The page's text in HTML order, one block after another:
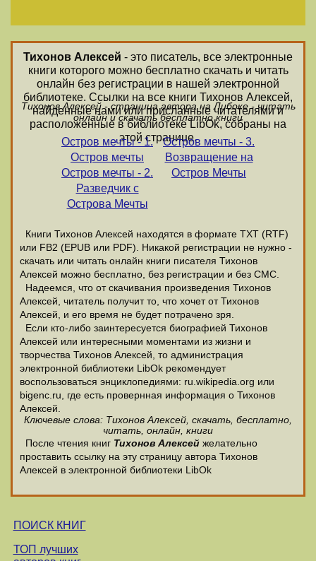
Тихонов Алексей - это писатель, все электронные
книги которого можно бесплатно скачать и читать
онлайн без регистрации в нашей электронной
библиотеке. Ссылки на все книги Тихонов Алексей,
найденные нами или присланные читателями и
расположенные в библиотеке LibOk, собраны на
этой странице.
Тихонов Алексей - страница автора на Либоке - читать
онлайн и скачать бесплатно книги
Остров мечты - 1.
Остров мечты
Остров мечты - 2.
Разведчик с
Острова Мечты
Остров мечты - 3.
Возвращение на
Остров Мечты
Книги Тихонов Алексей находятся в формате ТХТ (RTF)
или FB2 (EPUB или PDF). Никакой регистрации не нужно -
скачать или читать онлайн книги писателя Тихонов
Алексей можно бесплатно, без регистрации и без СМС.
Надеемся, что от скачивания произведения Тихонов
Алексей, читатель получит то, что хочет от Тихонов
Алексей, и его время не будет потрачено зря.
Если кто-либо заинтересуется биографией Тихонов
Алексей или интересными моментами из жизни и
творчества Тихонов Алексей, то администрация
электронной библиотеки LibOk рекомендует
воспользоваться энциклопедиями: ru.wikipedia.org или
bigenc.ru, где есть провернная информация о Тихонов
Алексей.
Ключевые слова: Тихонов Алексей, скачать, бесплатно,
читать, онлайн, книги
После чтения книг Тихонов Алексей желательно
проставить ссылку на эту страницу автора Тихонов
Алексей в электронной библиотеки LibOk
ПОИСК КНИГ
ТОП лучших